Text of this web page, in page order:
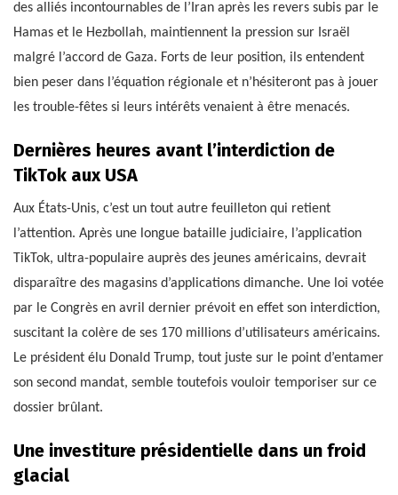
des alliés incontournables de l’Iran après les revers subis par le
Hamas et le Hezbollah, maintiennent la pression sur Israël
malgré l’accord de Gaza. Forts de leur position, ils entendent
bien peser dans l’équation régionale et n’hésiteront pas à jouer
les trouble-fêtes si leurs intérêts venaient à être menacés.
Dernières heures avant l’interdiction de
TikTok aux USA
Aux États-Unis, c’est un tout autre feuilleton qui retient
l’attention. Après une longue bataille judiciaire, l’application
TikTok, ultra-populaire auprès des jeunes américains, devrait
disparaître des magasins d’applications dimanche. Une loi votée
par le Congrès en avril dernier prévoit en effet son interdiction,
suscitant la colère de ses 170 millions d’utilisateurs américains.
Le président élu Donald Trump, tout juste sur le point d’entamer
son second mandat, semble toutefois vouloir temporiser sur ce
dossier brûlant.
Une investiture présidentielle dans un froid
glacial